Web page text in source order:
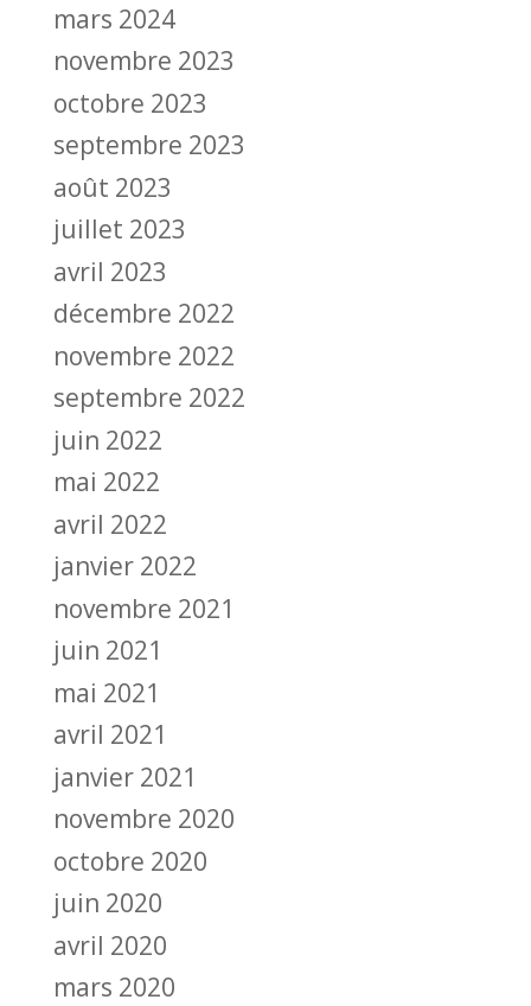
mars 2024
novembre 2023
octobre 2023
septembre 2023
août 2023
juillet 2023
avril 2023
décembre 2022
novembre 2022
septembre 2022
juin 2022
mai 2022
avril 2022
janvier 2022
novembre 2021
juin 2021
mai 2021
avril 2021
janvier 2021
novembre 2020
octobre 2020
juin 2020
avril 2020
mars 2020